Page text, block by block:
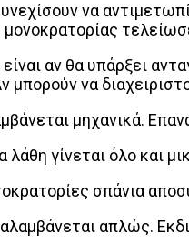
να
αν θα υπάρξει
μπορούν να
μηχανικά.
λάθη γίνεται όλο και
σπάνια
απλώς.